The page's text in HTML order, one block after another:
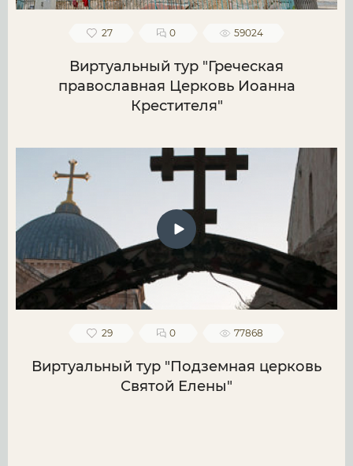
27 0 59024
Виртуальный тур "Греческая
православная Церковь Иоанна
Крестителя"
29 0 77868
Виртуальный тур "Подземная церковь
Святой Елены"